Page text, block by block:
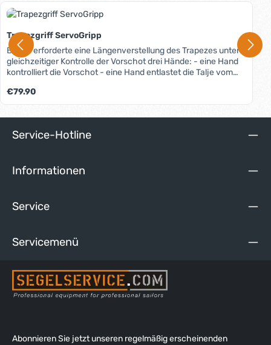
Trapezgriff ServoGripp
Bisher erforderte eine Längenverstellung des Trapezes unter
gleichzeitiger Kontrolle der Vorschot drei Hände: - eine Hand
kontrolliert die Vorschot - eine Hand entlastet die Talje vom
verstellt es und belegt es wieder. Mit dem Servo Gripp erfolgt
die Justierung der Talje nun mit der Hand, mit der sich der
Vorschoter am Trapezgriff festhält. Die einzigartige
ermöglicht eine ergonomische und bequeme Verstellung der
Regulärer Preis:
€79.90
Service-Hotline
Informationen
Service
Servicemenü
Abonnieren Sie jetzt unseren regelmäßig erscheinenden